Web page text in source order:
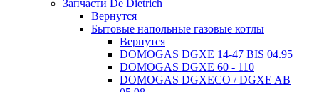
Запчасти De Dietrich
Вернутся
Бытовые напольные газовые котлы
Вернутся
DOMOGAS DGXE 14-47 BIS 04.95
DOMOGAS DGXE 60 - 110
DOMOGAS DGXECO / DGXE AB